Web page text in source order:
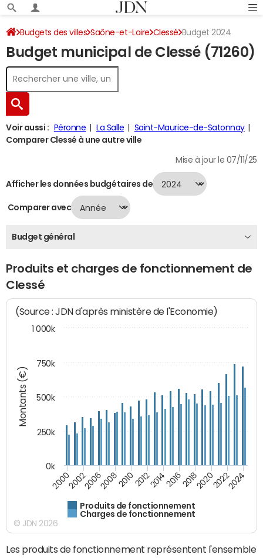
Budgets des villes Saône-et-Loire Clessé Budget 2024
Budget municipal de Clessé (71260)
Voir aussi : Péronne La Salle
Saint-Maurice-de-Satonnay
Comparer Clessé à une autre ville
Mise à jour le 07/11/25
Afficher les données budgétaires de
Comparer avec
Budget général
Produits et charges de fonctionnement de
Clessé
Montants (€)
(Source : JDN d'après ministère de l'Economie)
Produits de fonctionnement
Charges de fonctionnement
200020022006200820102012201420162018202020222024
0k
250k
500k
750k
1 000k
© JDN 2026
Les produits de fonctionnement représentent l'ensemble